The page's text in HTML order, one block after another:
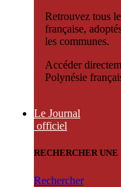
Retrouvez tous
française,
les communes.
Accéder
Polynésie
Le Journal
officiel
RECHERCHER
Rechercher